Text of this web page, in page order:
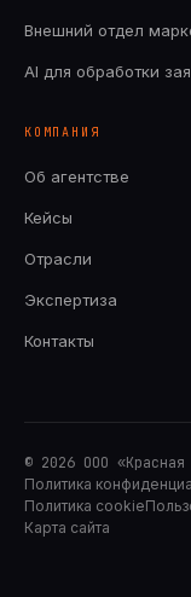
Внешний отдел
AI для обработки
КОМПАНИЯ
Об агентстве
Кейсы
Отрасли
Экспертиза
Контакты
© 2026 ООО
Политика
Политика cookie
Карта сайта